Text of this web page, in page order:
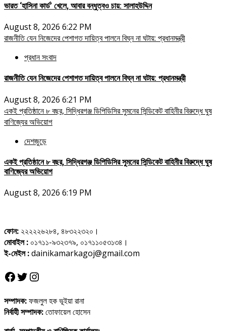
ভারত ‘হাসিনা কার্ড’ খেলে, আবার বন্ধুত্বও চায়: সালাহউদ্দিন
August 8, 2026 6:22 PM
রাজনীতি যেন নিজেদের পেশাগত দায়িত্ব পালনে বিঘ্ন না ঘটায়: প্রধানমন্ত্রী
প্রধান সংবাদ
রাজনীতি যেন নিজেদের পেশাগত দায়িত্ব পালনে বিঘ্ন না ঘটায়: প্রধানমন্ত্রী
August 8, 2026 6:21 PM
একই প্রতিষ্ঠানে ৮ বছর, সিদ্ধিরগঞ্জ ডিপিডিসির সুমনের সিন্ডিকেট বাহিনীর বিরুদ্ধে ঘুষ
বাণিজ্যের অভিয়োগ
দেশজুড়ে
একই প্রতিষ্ঠানে ৮ বছর, সিদ্ধিরগঞ্জ ডিপিডিসির সুমনের সিন্ডিকেট বাহিনীর বিরুদ্ধে ঘুষ
বাণিজ্যের অভিয়োগ
August 8, 2026 6:19 PM
ফোন: ২২২২২৬২৮৪, ৪৮৩২২৩২০।
মোবাইল : ০১৭১১-৯৩২৩৭৯, ০১৭১১০৫৩১৩৪।
ই-মেইল :dainikamarkagoj@gmail.com
Facebook
Twitter
Instagram
সম্পাদক:ফজলুল হক ভূইয়া রানা
নির্বাহী সম্পাদক:তোফায়েল হোসেন